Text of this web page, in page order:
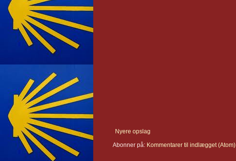
Nyere opslag
Abonner på: Kommentarer til indlægget (Atom)